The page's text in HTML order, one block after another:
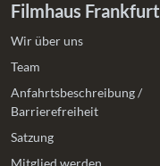
Filmhaus Frankfurt
Wir über uns
Team
Anfahrtsbeschreibung /
Barrierefreiheit
Satzung
Mitglied werden